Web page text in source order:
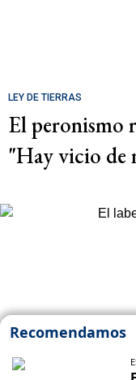
LEY DE TIERRAS
El peronismo
"Hay vicio de